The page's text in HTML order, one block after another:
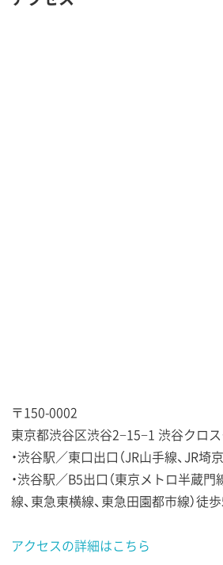
〒150-0002
東京都渋谷区渋谷2−15−1 渋谷クロ
・渋谷駅／東口出口（JR山手線、JR埼
・渋谷駅／B5出口（東京メトロ半蔵
線、東急東横線、東急田園都市線）徒
アクセスの詳細はこちら